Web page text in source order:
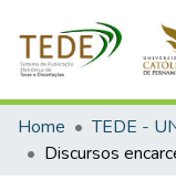
Communities &
All of DSpace
Home TEDE -